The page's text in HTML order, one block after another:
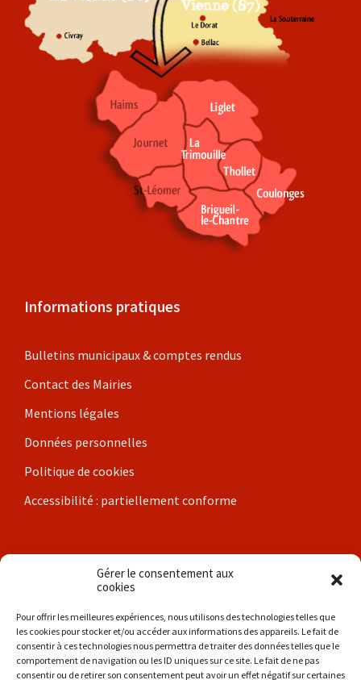
Gérer le consentement aux
cookies
Pour offrir les meilleures expériences, nous utilisons des technologies telles que
les cookies pour stocker et/ou accéder aux informations des appareils. Le fait de
consentir à ces technologies nous permettra de traiter des données telles que le
comportement de navigation ou les ID uniques sur ce site. Le fait de ne pas
consentir ou de retirer son consentement peut avoir un effet négatif sur certaines
Informations pratiques
Bulletins municipaux & comptes rendus
Contact des Mairies
Mentions légales
Données personnelles
Politique de cookies
Accessibilité : partiellement conforme
Nos communes
Coulonges
Les Hérolles